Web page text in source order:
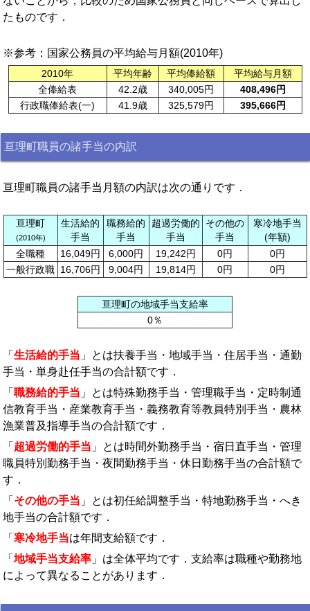
たものです．
※参考：国家公務員の平均給与月額(2010年)
2010年 平均年齢 平均俸給額
平均給与月額
全俸給表
42.2歳 340,005円
408,496円
行政職俸給表(一)
41.9歳 325,579円 395,666円
亘理町職員の諸手当の内訳
亘理町職員の諸手当月額の内訳は次の通りです．
亘理町
(2010年)
生活給的
手当
職務給的
手当
超過労働的
手当
その他の
手当
寒冷地手当
(年額)
全職種
16,049円 6,000円 19,242円 0円
0円
一般行政職 16,706円 9,004円 19,814円 0円 0円
亘理町の地域手当支給率
0％
「 生活給的手当 」とは扶養手当・地域手当・住居手当・通勤
手当・単身赴任手当の合計額です．
「 職務給的手当 」とは特殊勤務手当・管理職手当・定時制通
信教育手当・産業教育手当・義務教育等教員特別手当・農林
漁業普及指導手当の合計額です．
「 超過労働的手当 」とは時間外勤務手当・宿日直手当・管理
職員特別勤務手当・夜間勤務手当・休日勤務手当の合計額で
す．
「 その他の手当 」とは初任給調整手当・特地勤務手当・へき
地手当の合計額です．
「 寒冷地手当は年間支給額です．
「 地域手当支給率 」は全体平均です．支給率は職種や勤務地
によって異なることがあります．